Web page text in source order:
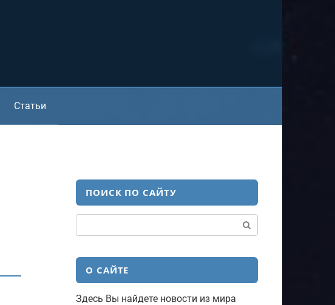
Статьи
ПОИСК ПО САЙТУ
О САЙТЕ
Здесь Вы найдете новости из мира